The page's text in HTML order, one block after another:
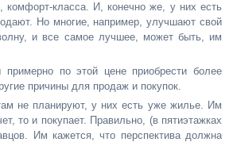
класса. И, конечно же, у них есть
Но многие, например, улучшают свой
и все самое лучшее, может быть, им
по этой цене приобрести более
причины для продаж и покупок.
не планируют, у них есть уже жилье. Им
то и покупает. Правильно, (в пятиэтажках
Им кажется, что перспектива должна